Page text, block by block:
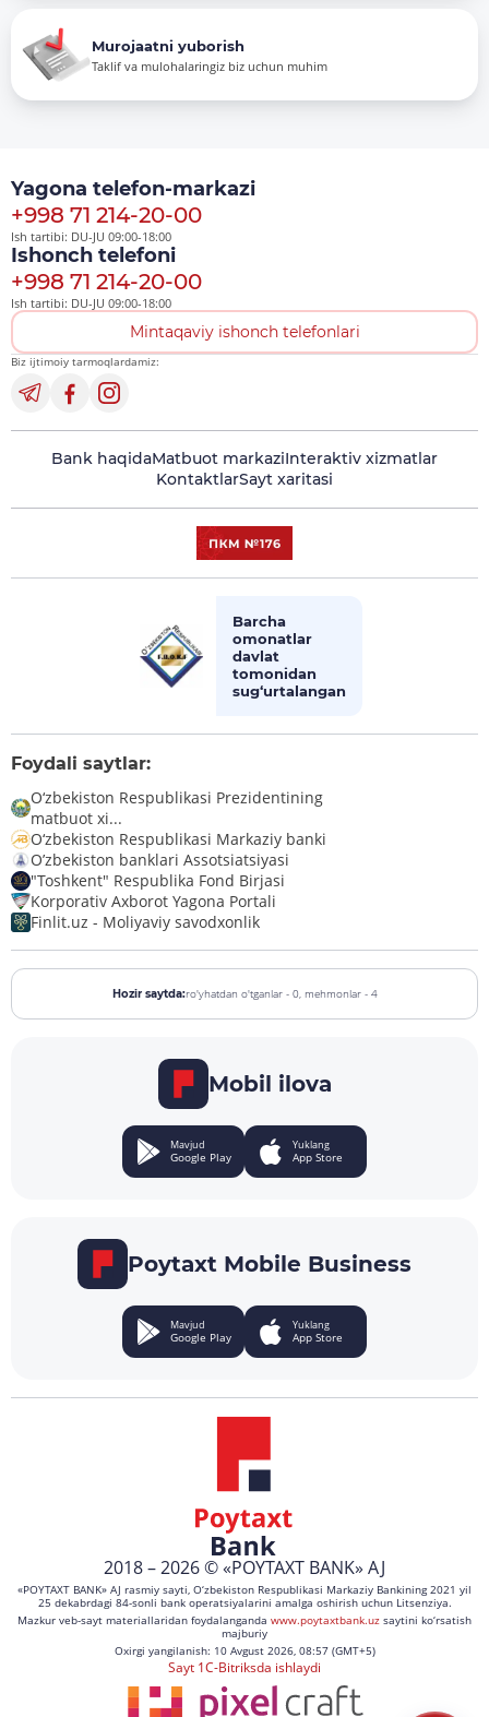
Murojaatni yuborish
Taklif va mulohalaringiz biz uchun muhim
Yagona telefon-markazi
+998 71 214-20-00
Ish tartibi: DU-JU 09:00-18:00
Ishonch telefoni
+998 71 214-20-00
Ish tartibi: DU-JU 09:00-18:00
Mintaqaviy ishonch telefonlari
Biz ijtimoiy tarmoqlardamiz:
Bank haqidaMatbuot markaziInteraktiv xizmatlar
KontaktlarSayt xaritasi
Barcha
omonatlar
davlat
tomonidan
sug‘urtalangan
Foydali saytlar:
O‘zbekiston Respublikasi Prezidentining
matbuot xi...
O‘zbekiston Respublikasi Markaziy banki
O’zbekiston banklari Assotsiatsiyasi
"Toshkent" Respublika Fond Birjasi
Korporativ Axborot Yagona Portali
Finlit.uz - Moliyaviy savodxonlik
Hozir saytda:ro'yhatdan o'tganlar - 0, mehmonlar - 4
Mobil ilova
Mavjud
Google Play
Yuklang
App Store
Poytaxt Mobile Business
Mavjud
Google Play
Yuklang
App Store
2018 – 2026 © «POYTAXT BANK» AJ
«POYTAXT BANK» AJ rasmiy sayti, O‘zbekiston Respublikasi Markaziy Bankining 2021 yil
25 dekabrdagi 84-sonli bank operatsiyalarini amalga oshirish uchun Litsenziya.
Mazkur veb-sayt materiallaridan foydalanganda www.poytaxtbank.uz saytini ko‘rsatish
majburiy
Oxirgi yangilanish: 10 Avgust 2026, 08:57 (GMT+5)
Sayt 1C-Bitriksda ishlaydi